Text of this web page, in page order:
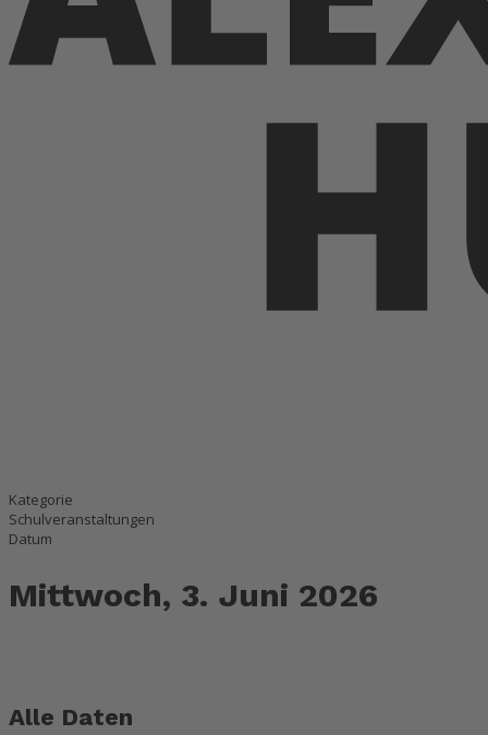
Kategorie
Schulveranstaltungen
Datum
Mittwoch, 3. Juni 2026
Alle Daten